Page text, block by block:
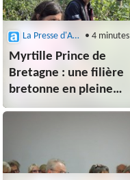
La Presse d'Armor (Paimpol) • 4 minutes
Myrtille Prince de
Bretagne : une filière
bretonne en pleine
croissance vise 55